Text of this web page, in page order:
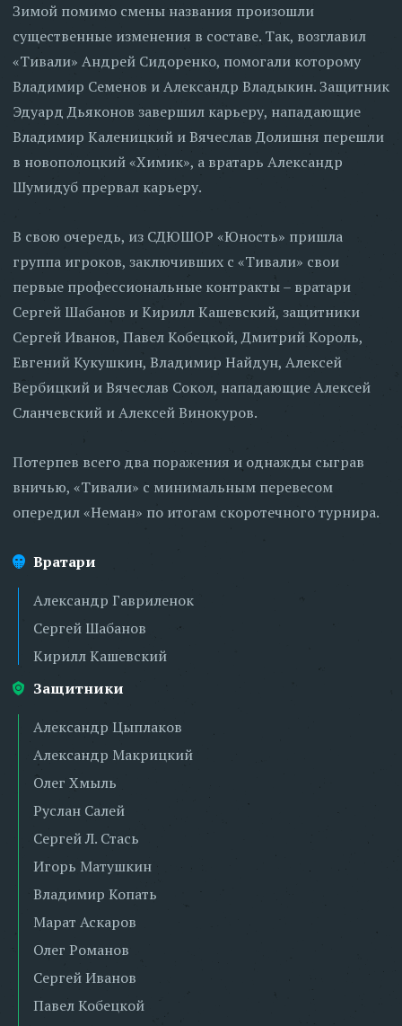
Зимой помимо смены названия произошли
существенные изменения в составе. Так, возглавил
«Тивали» Андрей Сидоренко, помогали которому
Владимир Семенов и Александр Владыкин. Защитник
Эдуард Дьяконов завершил карьеру, нападающие
Владимир Каленицкий и Вячеслав Долишня перешли
в новополоцкий «Химик», а вратарь Александр
Шумидуб прервал карьеру.
В свою очередь, из СДЮШОР «Юность» пришла
группа игроков, заключивших с «Тивали» свои
первые профессиональные контракты – вратари
Сергей Шабанов и Кирилл Кашевский, защитники
Сергей Иванов, Павел Кобецкой, Дмитрий Король,
Евгений Кукушкин, Владимир Найдун, Алексей
Вербицкий и Вячеслав Сокол, нападающие Алексей
Сланчевский и Алексей Винокуров.
Потерпев всего два поражения и однажды сыграв
вничью, «Тивали» с минимальным перевесом
опередил «Неман» по итогам скоротечного турнира.
Вратари
Александр Гавриленок
Сергей Шабанов
Кирилл Кашевский
Защитники
Александр Цыплаков
Александр Макрицкий
Олег Хмыль
Руслан Салей
Сергей Л. Стась
Игорь Матушкин
Владимир Копать
Марат Аскаров
Олег Романов
Сергей Иванов
Павел Кобецкой